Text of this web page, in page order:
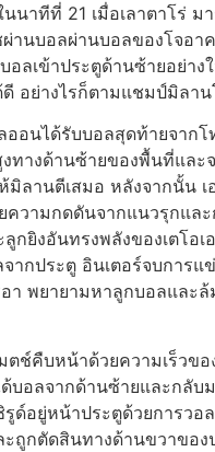
นนาทีที่ 21 เมื่อเลาตาโร่ ม
านบอลผ่านบอลของโจอา
อลเข้าประตูด้านซ้ายอย่าง
อย่างไรก็ตามแชมป์มิลา
ออนได้รับบอลสุดท้ายจาก
ทางด้านซ้ายของพื้นที่และ
มิลานตีเสมอ หลังจากนั้น
ความกดดันจากแนวรุกแล
กยิงอันทรงพลังของเตโอ
ากประตู อินเตอร์จบการแ
า พยายามหาลูกบอลและล้
ตช์คืบหน้าด้วยความเร็วข
บอลจากด้านซ้ายและกลับ
รูด์อยู่หน้าประตูด้วยการวอ
ะถูกตัดสินทางด้านขวาขอ